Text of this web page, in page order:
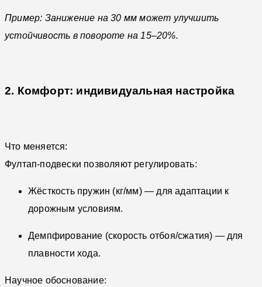
Пример: Занижение на 30 мм может улучшить
устойчивость в повороте на 15–20%.
2. Комфорт: индивидуальная настройка
Что меняется:
Фултап-подвески позволяют регулировать:
Жёсткость пружин (кг/мм) — для адаптации к
дорожным условиям.
Демпфирование (скорость отбоя/сжатия) — для
плавности хода.
Научное обоснование: